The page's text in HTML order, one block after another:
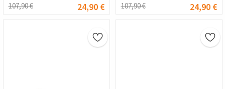
107,90 € 24,90 € 107,90 € 24,90 €